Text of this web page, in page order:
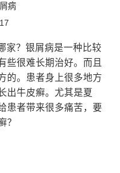
病
？银屑病是一种比较
些很难长期治好。而且
的。患者身上很多地方
出牛皮癣。尤其是夏
患者带来很多痛苦，要
？